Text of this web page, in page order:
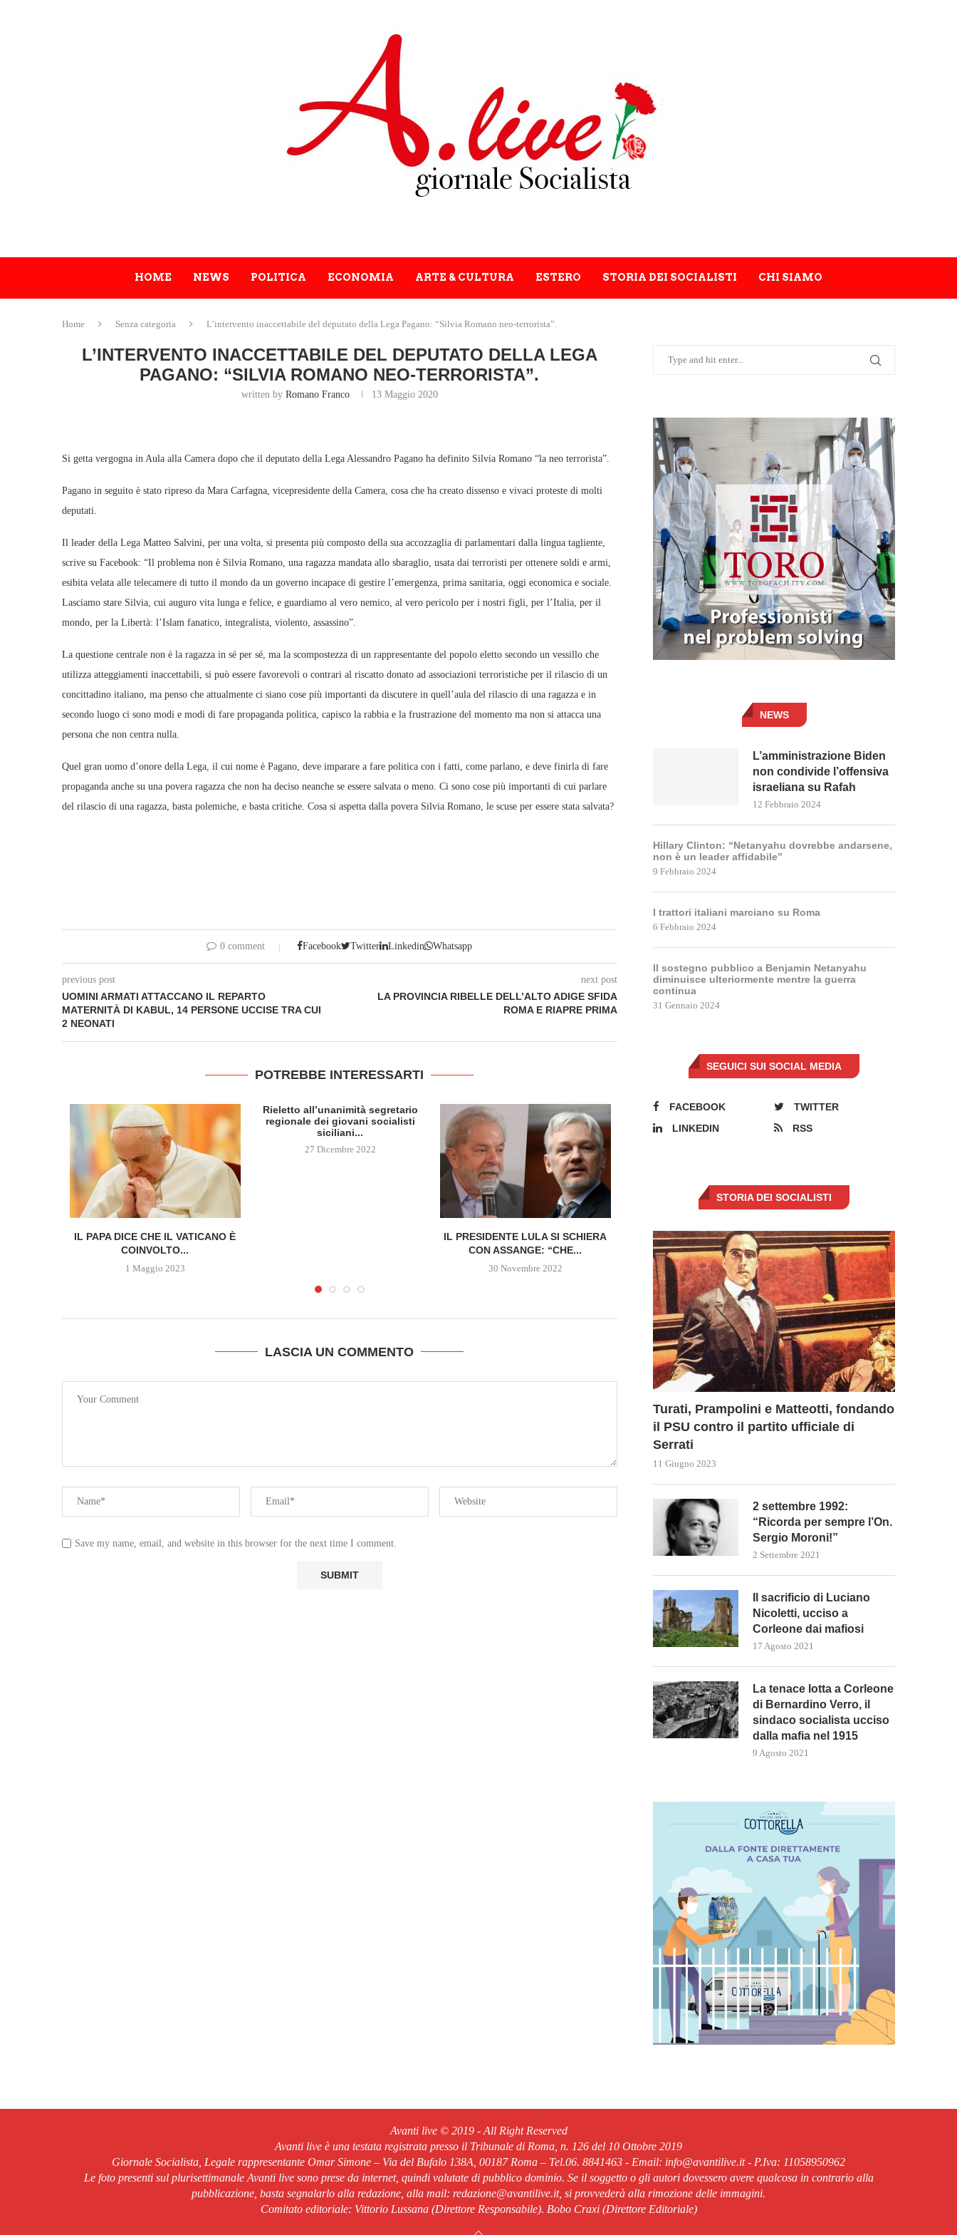
HOME NEWS POLITICA ECONOMIA ARTE & CULTURA ESTERO STORIA DEI SOCIALISTI CHI SIAMO
Home Senza categoria L’intervento inaccettabile del deputato della Lega Pagano: “Silvia Romano neo-terrorista”.
L’INTERVENTO INACCETTABILE DEL DEPUTATO DELLA LEGA
PAGANO: “SILVIA ROMANO NEO-TERRORISTA”.
written by Romano Franco 13 Maggio 2020
Si getta vergogna in Aula alla Camera dopo che il deputato della Lega Alessandro Pagano ha definito Silvia Romano “la neo terrorista”.
Pagano in seguito è stato ripreso da Mara Carfagna, vicepresidente della Camera, cosa che ha creato dissenso e vivaci proteste di molti
deputati.
Il leader della Lega Matteo Salvini, per una volta, si presenta più composto della sua accozzaglia di parlamentari dalla lingua tagliente,
scrive su Facebook: “Il problema non è Silvia Romano, una ragazza mandata allo sbaraglio, usata dai terroristi per ottenere soldi e armi,
esibita velata alle telecamere di tutto il mondo da un governo incapace di gestire l’emergenza, prima sanitaria, oggi economica e sociale.
Lasciamo stare Silvia, cui auguro vita lunga e felice, e guardiamo al vero nemico, al vero pericolo per i nostri figli, per l’Italia, per il
mondo, per la Libertà: l’Islam fanatico, integralista, violento, assassino”.
La questione centrale non è la ragazza in sé per sé, ma la scompostezza di un rappresentante del popolo eletto secondo un vessillo che
utilizza atteggiamenti inaccettabili, si può essere favorevoli o contrari al riscatto donato ad associazioni terroristiche per il rilascio di un
concittadino italiano, ma penso che attualmente ci siano cose più importanti da discutere in quell’aula del rilascio di una ragazza e in
secondo luogo ci sono modi e modi di fare propaganda politica, capisco la rabbia e la frustrazione del momento ma non si attacca una
persona che non centra nulla.
Quel gran uomo d’onore della Lega, il cui nome è Pagano, deve imparare a fare politica con i fatti, come parlano, e deve finirla di fare
propaganda anche su una povera ragazza che non ha deciso neanche se essere salvata o meno. Ci sono cose più importanti di cui parlare
del rilascio di una ragazza, basta polemiche, e basta critiche. Cosa si aspetta dalla povera Silvia Romano, le scuse per essere stata salvata?
0 comment Facebook Twitter Linkedin Whatsapp
previous post
UOMINI ARMATI ATTACCANO IL REPARTO
MATERNITÀ DI KABUL, 14 PERSONE UCCISE TRA CUI
2 NEONATI
next post
LA PROVINCIA RIBELLE DELL’ALTO ADIGE SFIDA
ROMA E RIAPRE PRIMA
POTREBBE INTERESSARTI
IL PAPA DICE CHE IL VATICANO È
COINVOLTO...
1 Maggio 2023
Rieletto all’unanimità segretario
regionale dei giovani socialisti
siciliani...
27 Dicembre 2022
IL PRESIDENTE LULA SI SCHIERA
CON ASSANGE: “CHE...
30 Novembre 2022
PRIME RICETTE DAL GOVERNO
MELONI PER IL CARO...
5 Novembre 2022
L’ARMA PIÙ POTENTE DI
CONTRO L’UE È...
27 Settembre 2022
LASCIA UN COMMENTO
Save my name, email, and website in this browser for the next time I comment.
NEWS
L’amministrazione Biden
non condivide l’offensiva
israeliana su Rafah
12 Febbraio 2024
Hillary Clinton: “Netanyahu dovrebbe andarsene,
non è un leader affidabile”
9 Febbraio 2024
I trattori italiani marciano su Roma
6 Febbraio 2024
Il sostegno pubblico a Benjamin Netanyahu
diminuisce ulteriormente mentre la guerra
continua
31 Gennaio 2024
SEGUICI SUI SOCIAL MEDIA
FACEBOOK
TWITTER
LINKEDIN
RSS
STORIA DEI SOCIALISTI
Turati, Prampolini e Matteotti, fondando
il PSU contro il partito ufficiale di
Serrati
11 Giugno 2023
2 settembre 1992:
“Ricorda per sempre l’On.
Sergio Moroni!”
2 Settembre 2021
Il sacrificio di Luciano
Nicoletti, ucciso a
Corleone dai mafiosi
17 Agosto 2021
La tenace lotta a Corleone
di Bernardino Verro, il
sindaco socialista ucciso
dalla mafia nel 1915
9 Agosto 2021
Avanti live © 2019 - All Right Reserved
Avanti live è una testata registrata presso il Tribunale di Roma, n. 126 del 10 Ottobre 2019
Giornale Socialista, Legale rappresentante Omar Simone – Via del Bufalo 138A, 00187 Roma – Tel.06. 8841463 - Email: info@avantilive.it - P.Iva: 11058950962
Le foto presenti sul plurisettimanale Avanti live sono prese da internet, quindi valutate di pubblico dominio. Se il soggetto o gli autori dovessero avere qualcosa in contrario alla
pubblicazione, basta segnalarlo alla redazione, alla mail: redazione@avantilive.it, si provvederà alla rimozione delle immagini.
Comitato editoriale: Vittorio Lussana (Direttore Responsabile). Bobo Craxi (Direttore Editoriale)